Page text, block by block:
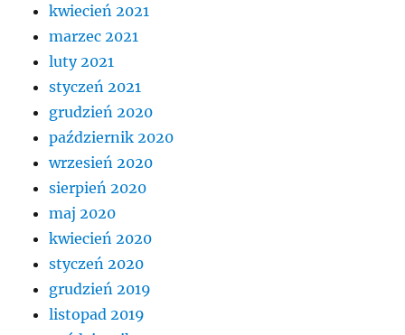
kwiecień 2021
marzec 2021
luty 2021
styczeń 2021
grudzień 2020
październik 2020
wrzesień 2020
sierpień 2020
maj 2020
kwiecień 2020
styczeń 2020
grudzień 2019
listopad 2019